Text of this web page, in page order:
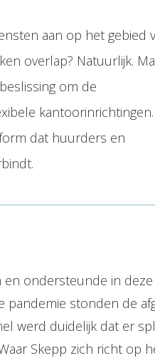
aan op het gebied
overlap? Natuurlijk.
om de
dat huurders en
en ondersteunde in deze
pandemie stonden de
werd duidelijk dat er
Skepp zich richt op